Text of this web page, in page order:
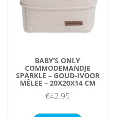
BABY’S ONLY
COMMODEMANDJE
SPARKLE – GOUD-IVOOR
MÊLEE – 20X20X14 CM
€42.95